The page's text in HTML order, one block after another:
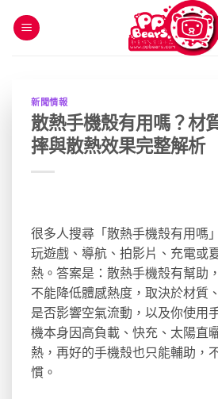
新聞情報
散熱手機殼有用嗎？材
摔與散熱效果完整解析
很多人搜尋「散熱手機殼有用嗎
玩遊戲、導航、拍影片、充電或
熱。答案是：散熱手機殼有幫助
不能降低體感熱度，取決於材質
是否影響空氣流動，以及你使用
機本身因高負載、快充、太陽直
熱，再好的手機殼也只能輔助，
慣。